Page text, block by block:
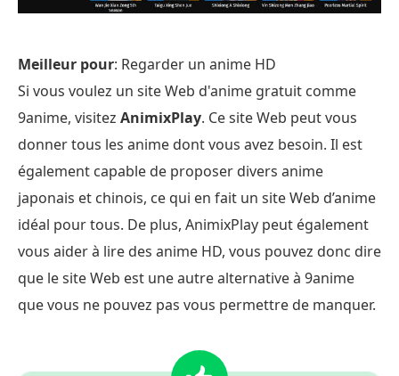
Meilleur pour: Regarder un anime HD
Si vous voulez un site Web d'anime gratuit comme
9anime, visitez AnimixPlay. Ce site Web peut vous
donner tous les anime dont vous avez besoin. Il est
également capable de proposer divers anime
japonais et chinois, ce qui en fait un site Web d’anime
idéal pour tous. De plus, AnimixPlay peut également
vous aider à lire des anime HD, vous pouvez donc dire
que le site Web est une autre alternative à 9anime
que vous ne pouvez pas vous permettre de manquer.